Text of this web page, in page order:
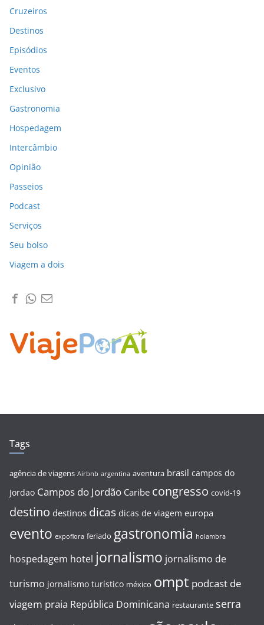
Cruzeiros
Destinos
Episódios
Eventos
Exclusivo
Gastronomia
Hospedagem
Intercâmbio
Opinião
Passeios
Podcast
Serviços
Seu bolso
Viagem a dois
Tags
agência de viagens Airbnb argentina aventura brasil campos do
Jordao Campos do Jordão Caribe congresso covid-19
destino destinos dicas dicas de viagem europa
evento expoflora feriado gastronomia holambra
hospedagem hotel jornalismo jornalismo de
turismo jornalismo turístico méxico ompt podcast de
viagem praia República Dominicana restaurante serra